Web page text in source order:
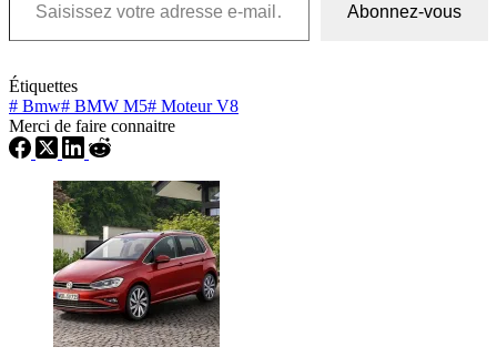
Abonnez-vous
Étiquettes
# Bmw# BMW M5# Moteur V8
Merci de faire connaitre